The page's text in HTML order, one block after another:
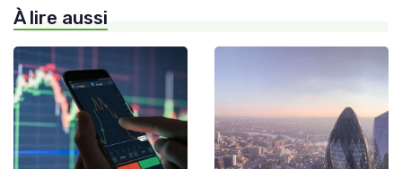
À lire aussi